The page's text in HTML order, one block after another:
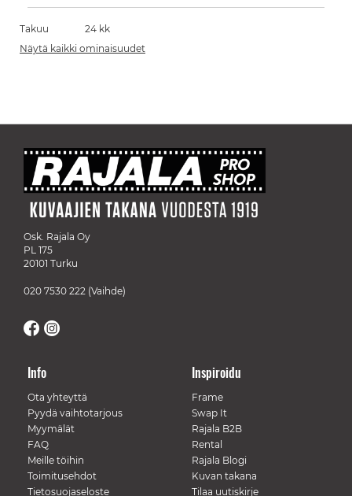
Takuu
24 kk
Näytä kaikki ominaisuudet
Osk. Rajala Oy
PL 175
20101 Turku
020 7530 222 (Vaihde)
Info
Ota yhteyttä
Pyydä vaihtotarjous
Myymälät
FAQ
Meille töihin
Toimitusehdot
Tietosuojaseloste
Inspiroidu
Frame
Swap It
Rajala B2B
Rental
Rajala Blogi
Kuvan takana
Tilaa uutiskirje